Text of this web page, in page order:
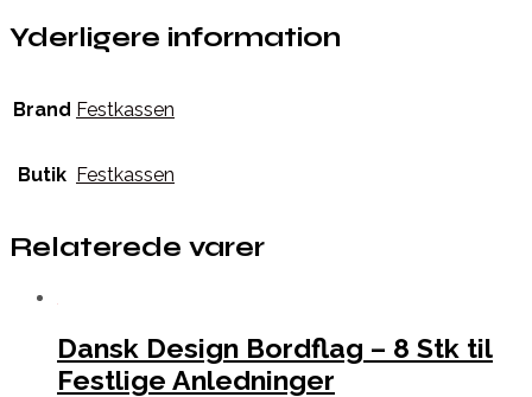
Yderligere information
Brand Festkassen
Butik Festkassen
Relaterede varer
Dansk Design Bordflag – 8 Stk til
Festlige Anledninger